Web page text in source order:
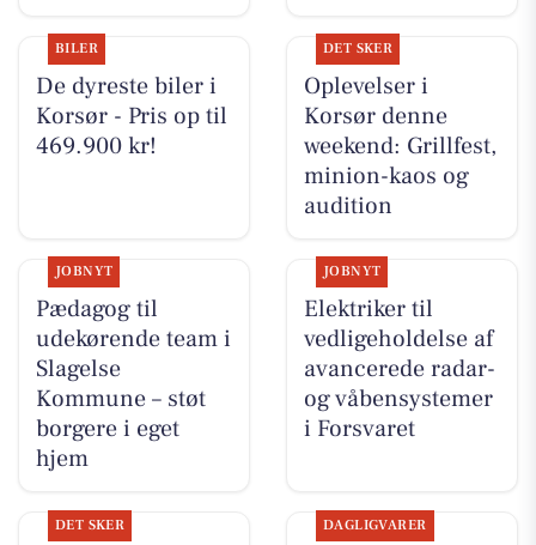
BILER
De dyreste biler i
Korsør - Pris op til
469.900 kr!
DET SKER
Oplevelser i
Korsør denne
weekend: Grillfest,
minion-kaos og
audition
JOBNYT
Pædagog til
udekørende team i
Slagelse
Kommune – støt
borgere i eget
hjem
JOBNYT
Elektriker til
vedligeholdelse af
avancerede radar-
og våbensystemer
i Forsvaret
DET SKER DAGLIGVARER